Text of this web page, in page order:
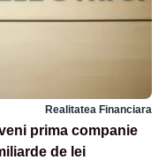
Realitatea Financiara
prima companie
de lei